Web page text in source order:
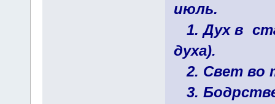
июль.
1. Дух в
духа).
2. Свет во
3.